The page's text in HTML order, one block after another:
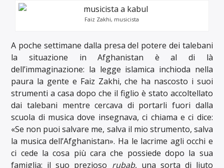
Faiz Zakhi, musicista
A poche settimane dalla presa del potere dei talebani
la situazione in Afghanistan è al di là
dell’immaginazione: la legge islamica inchioda nella
paura la gente e Faiz Zakhi, che ha nascosto i suoi
strumenti a casa dopo che il figlio è stato accoltellato
dai talebani mentre cercava di portarli fuori dalla
scuola di musica dove insegnava, ci chiama e ci dice:
«Se non puoi salvare me, salva il mio strumento, salva
la musica dell’Afghanistan». Ha le lacrime agli occhi e
ci cede la cosa più cara che possiede dopo la sua
famiglia: il suo prezioso rubab, una sorta di liuto